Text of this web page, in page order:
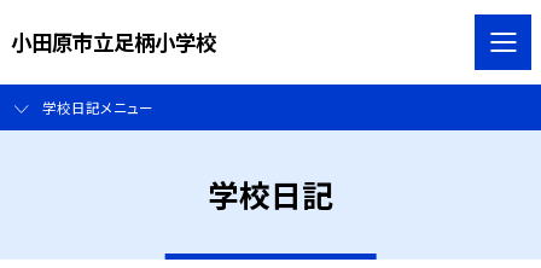
小田原市立足柄小学校
学校日記メニュー
学校日記